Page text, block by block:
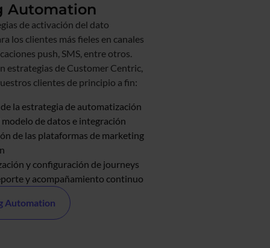
Automation
de activación del dato
los clientes más fieles en canales
push, SMS, entre otros.
estrategias de Customer Centric,
clientes de principio a fin:
la estrategia de automatización
de datos e integración
de las plataformas de marketing
y configuración de journeys
y acompañamiento continuo
Automation